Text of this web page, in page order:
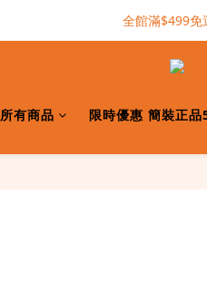
加入INTOPIC會員，現
全館滿$499免
加入INTOPIC會員，現
所有商品 限時優惠 簡裝正品